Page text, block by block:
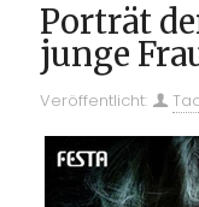
Porträt
junge
Veröffentlicht: